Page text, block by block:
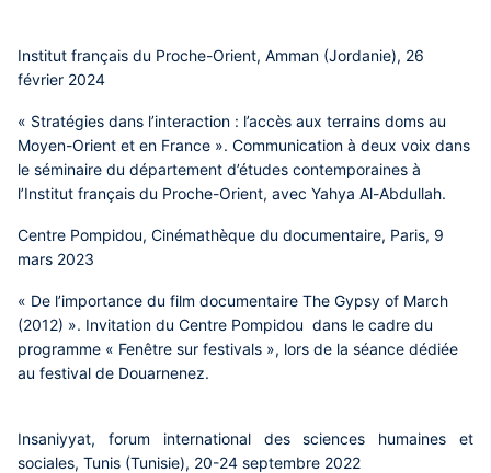
Institut français du Proche-Orient, Amman (Jordanie), 26
février 2024
« Stratégies dans l’interaction : l’accès aux terrains doms au
Moyen-Orient et en France ». Communication à deux voix dans
le séminaire du département d’études contemporaines à
l’Institut français du Proche-Orient, avec Yahya Al-Abdullah.
Centre Pompidou, Cinémathèque du documentaire, Paris, 9
mars 2023
« De l’importance du film documentaire The Gypsy of March
(2012) ». Invitation du Centre Pompidou dans le cadre du
programme « Fenêtre sur festivals », lors de la séance dédiée
au festival de Douarnenez.
Insaniyyat, forum international des sciences humaines et
sociales, Tunis (Tunisie), 20-24 septembre 2022